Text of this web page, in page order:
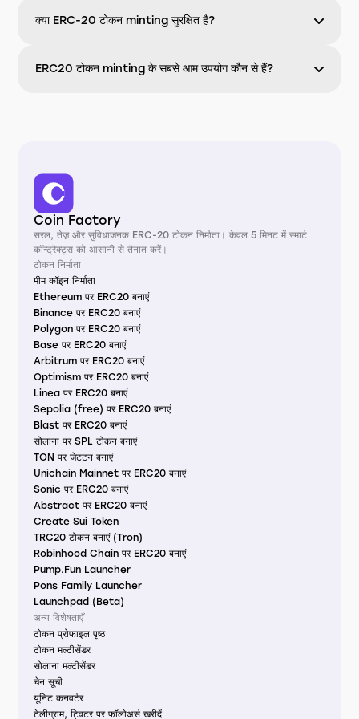
क्या ERC-20 टोकन minting सुरक्षित है?
ERC20 टोकन minting के सबसे आम उपयोग कौन से हैं?
Coin Factory
सरल, तेज़ और सुविधाजनक ERC-20 टोकन निर्माता। केवल 5 मिनट में स्मार्ट
कॉन्ट्रैक्ट्स को आसानी से तैनात करें।
टोकन निर्माता
मीम कॉइन निर्माता
Ethereum पर ERC20 बनाएं
Binance पर ERC20 बनाएं
Polygon पर ERC20 बनाएं
Base पर ERC20 बनाएं
Arbitrum पर ERC20 बनाएं
Optimism पर ERC20 बनाएं
Linea पर ERC20 बनाएं
Sepolia (free) पर ERC20 बनाएं
Blast पर ERC20 बनाएं
सोलाना पर SPL टोकन बनाएं
TON पर जेटटन बनाएं
Unichain Mainnet पर ERC20 बनाएं
Sonic पर ERC20 बनाएं
Abstract पर ERC20 बनाएं
Create Sui Token
TRC20 टोकन बनाएं (Tron)
Robinhood Chain पर ERC20 बनाएं
Pump.Fun Launcher
Pons Family Launcher
Launchpad (Beta)
अन्य विशेषताएँ
टोकन प्रोफाइल पृष्ठ
टोकन मल्टीसेंडर
सोलाना मल्टीसेंडर
चेन सूची
यूनिट कनवर्टर
टेलीग्राम, ट्विटर पर फॉलोअर्स खरीदें